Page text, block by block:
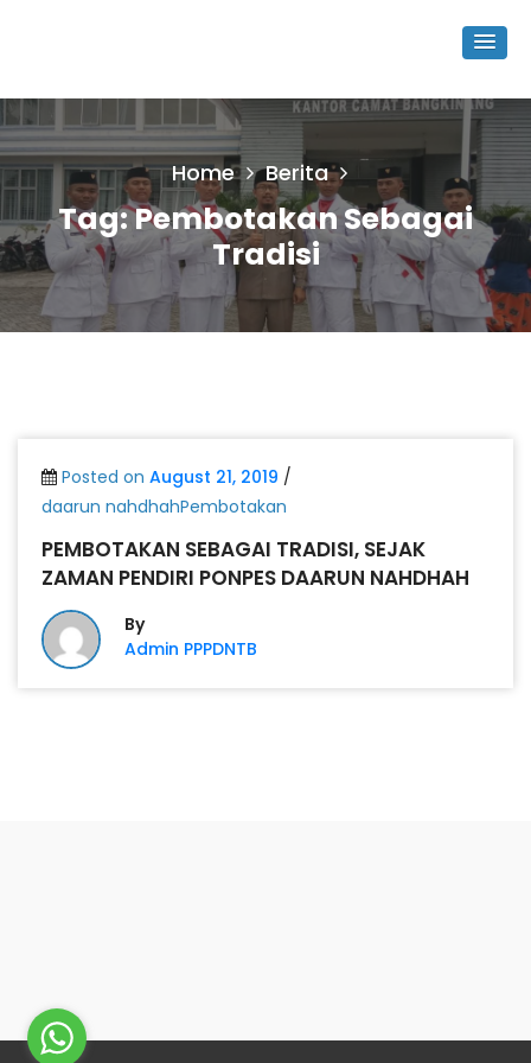
Home Berita
Tag:Pembotakan Sebagai
Tradisi
Posted on August 21, 2019 /
daarun nahdhahPembotakan
PEMBOTAKAN SEBAGAI TRADISI, SEJAK
ZAMAN PENDIRI PONPES DAARUN NAHDHAH
By
Admin PPPDNTB